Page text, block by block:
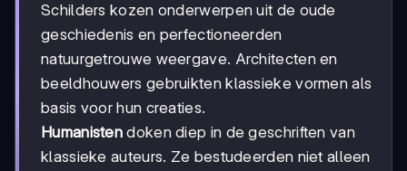
Schilders kozen onderwerpen uit de oude
geschiedenis en perfectioneerden
natuurgetrouwe weergave. Architecten en
beeldhouwers gebruikten klassieke vormen als
basis voor hun creaties.
Humanisten doken diep in de geschriften van
klassieke auteurs. Ze bestudeerden niet alleen